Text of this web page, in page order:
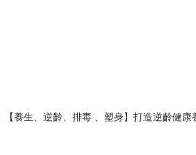
養生、逆齡、排毒 、塑身】打造逆齡健康